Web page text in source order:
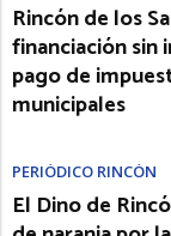
Rincón de los
financiación sin
pago de
municipales
PERIÓDICO RINCÓN
El Dino de